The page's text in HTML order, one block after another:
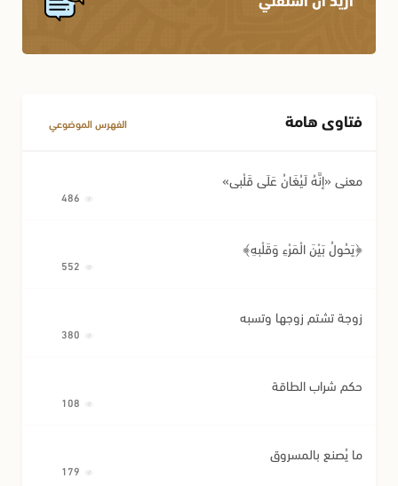
فتاوى هامة الفهرس الموضوعي
معنى «إِنَّهُ لَيُغَانُ عَلَى قَلْبِي»
﴿يَحُولُ بَيْنَ الْمَرْءِ وَقَلْبِهِ﴾
زوجة تشتم زوجها وتسبه
حكم شراب الطاقة
ما يُصنع بالمسروق